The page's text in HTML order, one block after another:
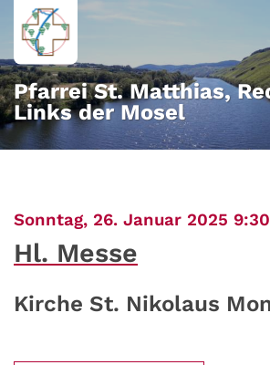
Zum Inhalt springen
Pfarrei St. Matthias,
Links der Mosel
Sonntag, 26. Januar 2025
Hl. Messe
Kirche St. Nikolaus